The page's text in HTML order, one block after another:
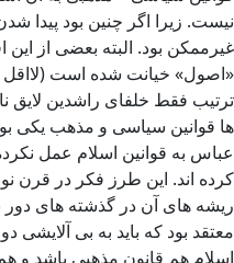
نیست. زیرا اگر چنین بود پیدا
غیرممکن بود. البته بعضی از این
«اصول» خیانت شده است
ترتیب فقط خلفای راشدین لایق
ها قوانین سیاسی و مذهب یکی
عباس به قوانین اسلام عمل
کرده اند. این طرز فکر در قرن
ریشه های آن در گذشته های دور
معتقد بود که باید به بی
اسلام هم قانون مذهبی باشد و